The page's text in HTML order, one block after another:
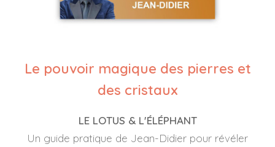
Le pouvoir magique des pierres et
des cristaux
LE LOTUS & L'ÉLÉPHANT
Un guide pratique de Jean-Didier pour révéler